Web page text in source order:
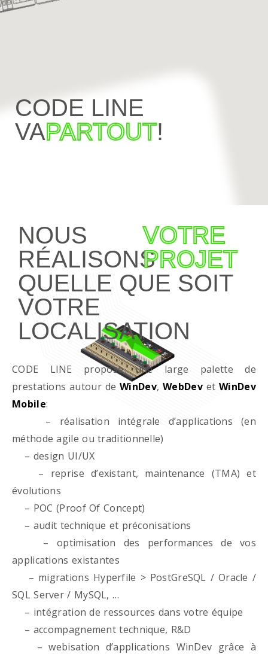
CODE LINE
VAPARTOUT!
NOUS
RÉALISONS
VOTRE
PROJET
QUELLE QUE SOIT
VOTRE
LOCALISATION
CODE LINE propose une large palette de
prestations autour deWinDev,WebDevet WinDev
Mobile:
– réalisation intégrale d’applications (en
méthode agile ou traditionnelle)
– design UI/UX
– reprise d’existant, maintenance (TMA) et
évolutions
– POC (Proof Of Concept)
– audit technique et préconisations
– optimisation des performances de vos
applications existantes
– migrations Hyperfile > PostGreSQL / Oracle /
SQL Server / MySQL, …
– intégration de ressources dans votre équipe
– accompagnement technique, R&D
– webisation d’applications WinDev grâce à